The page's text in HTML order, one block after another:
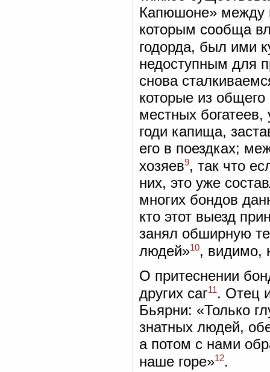
Капюшоне» между
которым сообща
годорда, был ими
недоступным для
снова
которые из
местных
годи капища,
его в поездках;
хозяев9, так что
них, это уже
многих бондов
кто этот выезд
занял обширную
людей»10, видимо,
О притеснении
других саг11. Отец
Бьярни: «Только
знатных людей,
а потом с нами
наше горе»12.